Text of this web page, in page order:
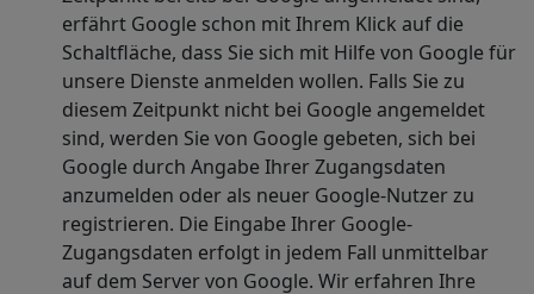
erfährt Google schon mit Ihrem Klick auf die
Schaltfläche, dass Sie sich mit Hilfe von Google für
unsere Dienste anmelden wollen. Falls Sie zu
diesem Zeitpunkt nicht bei Google angemeldet
sind, werden Sie von Google gebeten, sich bei
Google durch Angabe Ihrer Zugangsdaten
anzumelden oder als neuer Google-Nutzer zu
registrieren. Die Eingabe Ihrer Google-
Zugangsdaten erfolgt in jedem Fall unmittelbar
auf dem Server von Google. Wir erfahren Ihre